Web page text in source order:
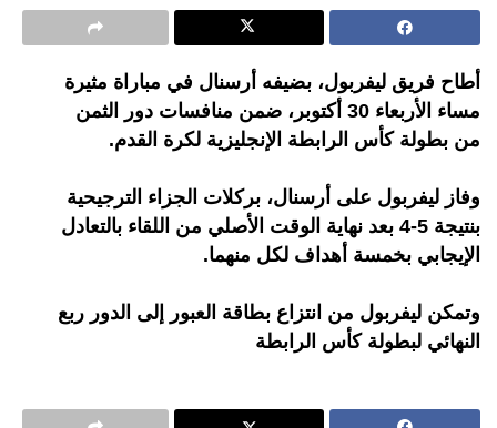
أطاح فريق ليفربول، بضيفه أرسنال في مباراة مثيرة
مساء الأربعاء 30 أكتوبر، ضمن منافسات دور الثمن
من بطولة كأس الرابطة الإنجليزية لكرة القدم.
وفاز ليفربول على أرسنال، بركلات الجزاء الترجيحية
بنتيجة 5-4 بعد نهاية الوقت الأصلي من اللقاء بالتعادل
الإيجابي بخمسة أهداف لكل منهما.
وتمكن ليفربول من انتزاع بطاقة العبور إلى الدور ربع
النهائي لبطولة كأس الرابطة